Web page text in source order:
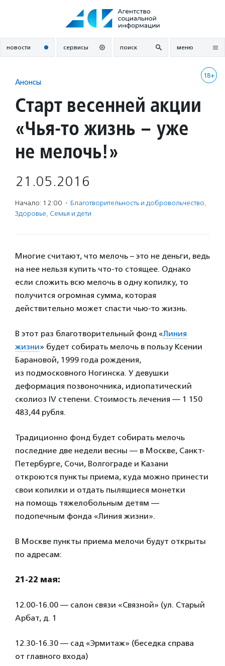
новости сервисы поиск меню
18+
Анонсы
Старт весенней акции
«Чья-то жизнь – уже
не мелочь!»
21.05.2016
Начало: 12:00 · Благотвори­тель­ность и доброволь­чест­во,
Здоровье, Семья и дети
Многие считают, что мелочь – это не деньги, ведь
на нее нельзя купить что-то стоящее. Однако
если сложить всю мелочь в одну копилку, то
получится огромная сумма, которая
действительно может спасти чью-то жизнь.
В этот раз благотворительный фонд «Линия
жизни» будет собирать мелочь в пользу Ксении
Барановой, 1999 года рождения,
из подмосковного Ногинска. У девушки
деформация позвоночника, идиопатический
сколиоз IV степени. Стоимость лечения — 1 150
483,44 рубля.
Традиционно фонд будет собирать мелочь
последние две недели весны — в Москве, Санкт-
Петербурге, Сочи, Волгограде и Казани
откроются пункты приема, куда можно принести
свои копилки и отдать пылящиеся монетки
на помощь тяжелобольным детям —
подопечным фонда «Линия жизни».
В Москве пункты приема мелочи будут открыты
по адресам:
21-22 мая:
12.00-16.00 — салон связи «Связной» (ул. Старый
Арбат, д. 1
12.30-16.30 — сад «Эрмитаж» (беседка справа
от главного входа)